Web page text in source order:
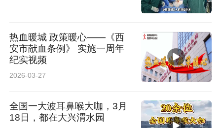
热血暖城 政策暖心——《西
安市献血条例》 实施一周年
纪实视频
2026-03-27
全国一大波耳鼻喉大咖，3月
18日，都在大兴渭水园